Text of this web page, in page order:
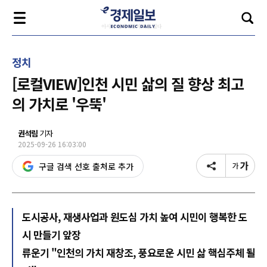
정치
[로컬VIEW]인천 시민 삶의 질 향상 최고
의 가치로 '우뚝'
권석림 기자
2025-09-26 16:03:00
구글 검색 선호 출처로 추가
도시공사, 재생사업과 원도심 가치 높여 시민이 행복한 도
시 만들기 앞장
류운기 "인천의 가치 재창조, 풍요로운 시민 삶 핵심주체 될